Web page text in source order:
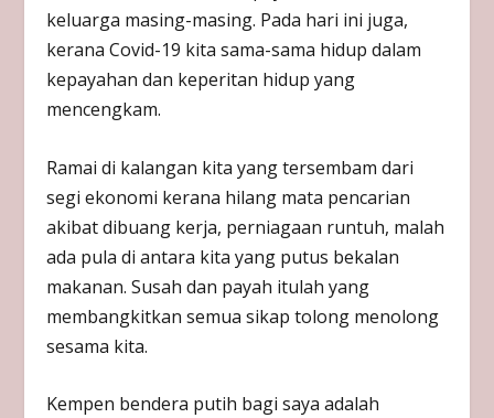
keluarga masing-masing. Pada hari ini juga,
kerana Covid-19 kita sama-sama hidup dalam
kepayahan dan keperitan hidup yang
mencengkam.
Ramai di kalangan kita yang tersembam dari
segi ekonomi kerana hilang mata pencarian
akibat dibuang kerja, perniagaan runtuh, malah
ada pula di antara kita yang putus bekalan
makanan. Susah dan payah itulah yang
membangkitkan semua sikap tolong menolong
sesama kita.
Kempen bendera putih bagi saya adalah